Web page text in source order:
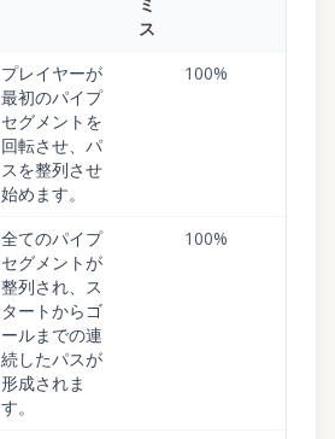
ス
プレイヤーが
最初のパイプ
セグメントを
回転させ、パ
スを整列させ
始めます。
100%
全てのパイプ
セグメントが
整列され、ス
タートからゴ
ールまでの連
続したパスが
形成されま
す。
100%